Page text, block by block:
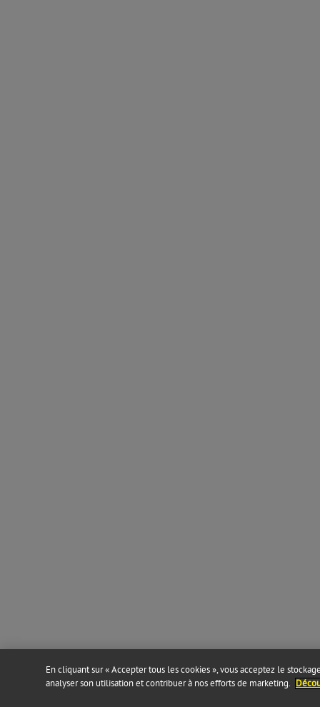
En cliquant sur « Accepter tous les cookies », vous acceptez le
analyser son utilisation et contribuer à nos efforts de marketing.